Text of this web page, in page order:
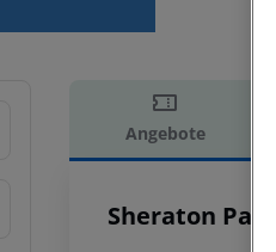
Angebote
Sheraton